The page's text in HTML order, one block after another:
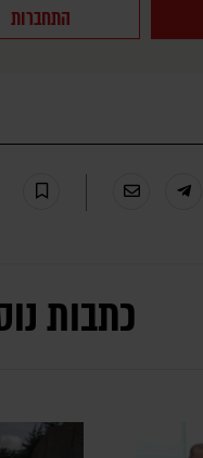
התחברות
כתבות